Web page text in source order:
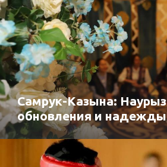
Самрук-Казына:
обновления и